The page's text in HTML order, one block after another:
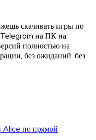
скачивать игры по
Telegram на ПК на
полностью на
без ожиданий, без